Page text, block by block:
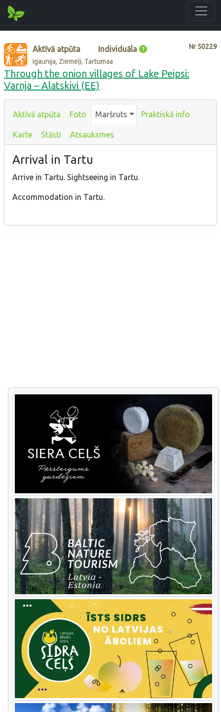
Nr50229
Aktīvā atpūta Individuāla
Igaunija, Ziemeļi, Tartumaa
Through the onion villages of Lake Peipsi:
Varnja – Alatskivi (EE)
Aktīvā atpūta Foto Maršruts Praktiskā info
Karte Stāsti Atsauksmes
Arrival in Tartu
Arrive in Tartu. Sightseeing in Tartu.
Accommodation in Tartu.